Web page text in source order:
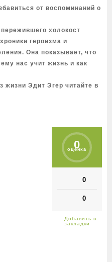
от воспоминаний о
холокост
героизма и
Она показывает, что
нас учит жизнь и как
жизни Эдит Эгер читайте в
0
оценка
0
0